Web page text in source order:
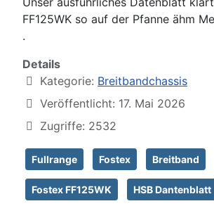
FF125WK so auf der Pfanne ähm
.
Details
Kategorie: Breitbandchassis
Veröffentlicht: 17. Mai 2026
Zugriffe: 2532
Fullrange Fostex Breitband
Fostex FF125WK HSB Dantenblatt